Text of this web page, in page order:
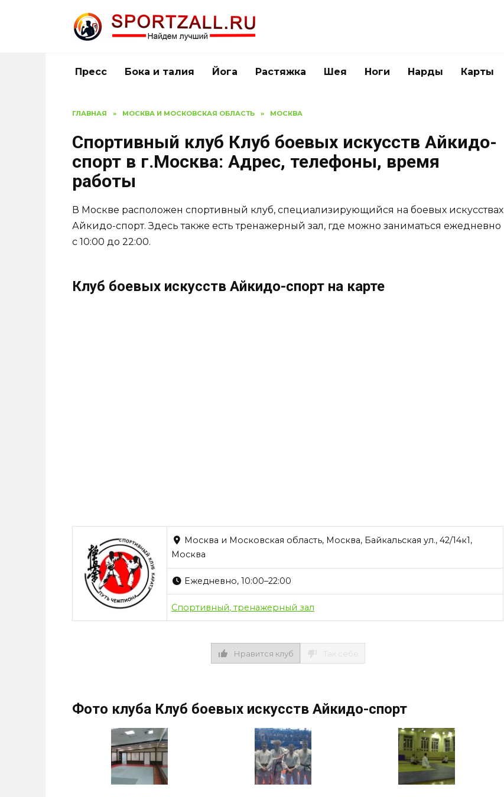
Пресс Бока и талия Йога Растяжка Шея Ноги Нарды Карты
ГЛАВНАЯ » МОСКВА И МОСКОВСКАЯ ОБЛАСТЬ » МОСКВА
Спортивный клуб Клуб боевых искусств Айкидо-
спорт в г.Москва: Адрес, телефоны, время
работы
В Москве расположен спортивный клуб, специализирующийся на боевых искусствах
Айкидо-спорт. Здесь также есть тренажерный зал, где можно заниматься ежедневно
с 10:00 до 22:00.
Клуб боевых искусств Айкидо-спорт на карте
Москва и Московская область, Москва, Байкальская ул., 42/14к1,
Москва
Ежедневно, 10:00–22:00
Спортивный, тренажерный зал
Нравится клуб
Фото клуба Клуб боевых искусств Айкидо-спорт